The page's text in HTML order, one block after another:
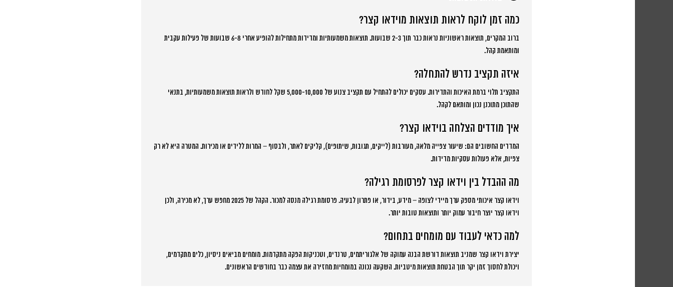
כמה זמן לוקח לראות תוצאות מוידאו קצר?
ברוב המקרים, תוצאות ראשוניות נראות כבר תוך 2-3 שבועות. תוצאות משמעותיות ומדידות מתחילות להופיע אחרי 6-8 שבועות של פעילות עקבית
ומותאמת קהל.
איזה תקציב נדרש להתחלה?
התקציב תלוי ברמת האיכות והתדירות. עסקים יכולים להתחיל עם תקציב צנוע של 5,000-10,000 שקל לחודש ולראות תוצאות משמעותיות, בתנאי
שהתוכן מתוכנן נכון ומותאם לקהל.
איך מודדים הצלחה בוידאו קצר?
המדדים החשובים הם: שיעור צפייה מלאה, מעורבות (לייקים, תגובות, שיתופים), קליקים לאתר, ולבסוף – המרות ללידים או מכירות. המטרה היא לא רק
צפיות, אלא פעולות עסקיות מדידות.
מה ההבדל בין וידאו קצר לפרסומת רגילה?
וידאו קצר איכותי מספק ערך מיידי לצופה – מידע, בידור, או פתרון לבעיה. פרסומת רגילה מנסה למכור. הקהל של 2025 מחפש ערך, לא מכירה, ולכן
וידאו קצר יוצר חיבור עמוק יותר ותוצאות טובות יותר.
למה כדאי לעבוד עם מומחים בתחום?
יצירת וידאו קצר שמניב תוצאות דורשת הבנה עמוקה של אלגוריתמים, טרנדים, וטכניקות הפקה מתקדמות. מומחים מביאים ניסיון, כלים מתקדמים,
ויכולת לחסוך זמן יקר תוך הבטחת תוצאות מיטביות. השקעה נכונה במומחיות מחזירה את עצמה כבר בחודשים הראשונים.